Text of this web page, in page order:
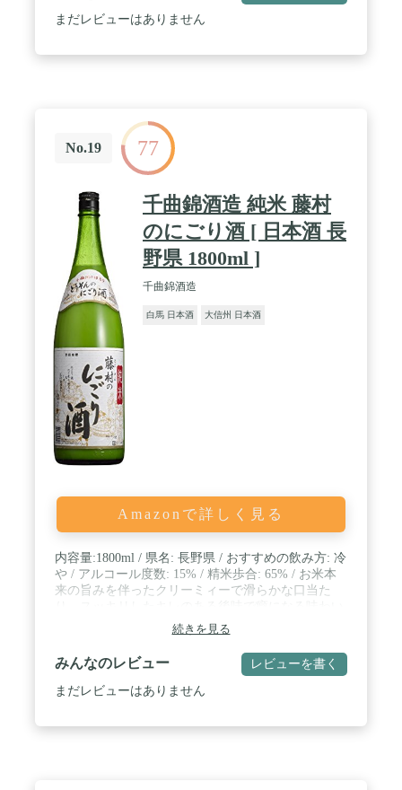
まだレビューはありません
No.19 77
千曲錦酒造 純米 藤村
のにごり酒 [ 日本酒 長
野県 1800ml ]
千曲錦酒造
白馬 日本酒 大信州 日本酒
Amazonで詳しく見る
内容量:1800ml / 県名: 長野県 / おすすめの飲み方: 冷
や / アルコール度数: 15% / 精米歩合: 65% / お米本
来の旨みを伴ったクリーミィーで滑らかな口当た
続きを見る
みんなのレビュー レビューを書く
まだレビューはありません